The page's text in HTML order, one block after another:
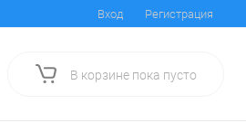
Вход Регистрация
В корзине пока пусто